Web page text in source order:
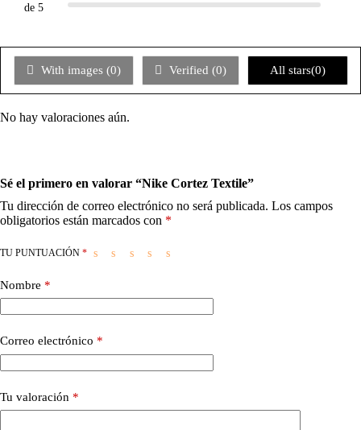
de 5
With images (0) Verified (0) All stars(0)
No hay valoraciones aún.
Sé el primero en valorar “Nike Cortez Textile”
Tu dirección de correo electrónico no será publicada. Los campos
obligatorios están marcados con *
TU PUNTUACIÓN *
Nombre *
Correo electrónico *
Tu valoración *